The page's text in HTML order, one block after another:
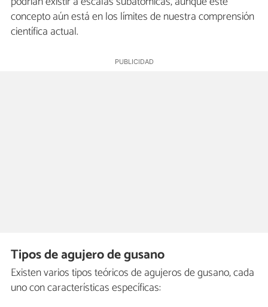
concepto aún está en los límites de nuestra comprensión
científica actual.
Tipos de agujero de gusano
Existen varios tipos teóricos de agujeros de gusano, cada
uno con características específicas: